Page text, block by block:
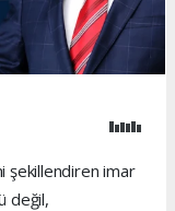
şekillendiren imar
değil,